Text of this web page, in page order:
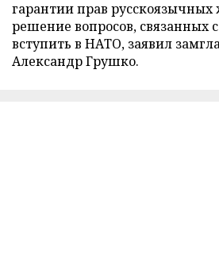
гарантии прав русскоязычных
решение вопросов, связанных
вступить в НАТО, заявил
Александр Грушко.